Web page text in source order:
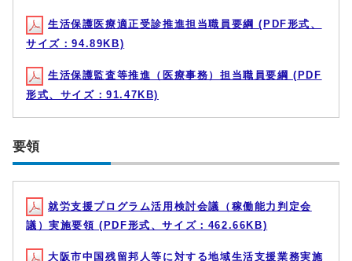
生活保護医療適正受診推進担当職員要綱 (PDF形式、
サイズ：94.89KB)
生活保護監査等推進（医療事務）担当職員要綱 (PDF
形式、サイズ：91.47KB)
要領
就労支援プログラム活用検討会議（稼働能力判定会
議）実施要領 (PDF形式、サイズ：462.66KB)
大阪市中国残留邦人等に対する地域生活支援業務実施